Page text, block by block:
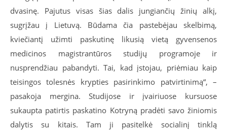
dvasinę. Pajutus visas šias dalis jungiančių žinių alkį,
sugrįžau į Lietuvą. Būdama čia pastebėjau skelbimą,
kviečiantį užimti paskutinę likusią vietą gyvensenos
medicinos magistrantūros studijų programoje ir
nusprendžiau pabandyti. Tai, kad įstojau, priėmiau kaip
teisingos tolesnės krypties pasirinkimo patvirtinimą“, –
pasakoja mergina. Studijose ir įvairiuose kursuose
sukaupta patirtis paskatino Kotryną pradėti savo žiniomis
dalytis su kitais. Tam ji pasitelkė socialinį tinklą